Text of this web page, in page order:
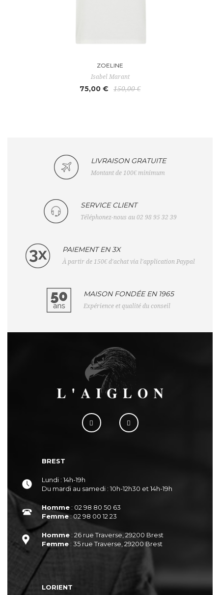
ZOELINE
Isabel Marant
75,00 € 150,00 €
LIVRAISON GRATUITE
Montant de 100€ minimum
SERVICE CLIENT
Téléphonez-nous au 02 98 95 32 39
PAIEMENT EN 3X
À partir de 150€ d'achat via l'application Paypal
MAISON FONDÉE EN 1965
Expérience et qualité du conseil
BREST
Lundi : 14h-19h
Du mardi au samedi : 10h-12h30 et 14h-19h
Homme : 02 98 80 50 63
Femme: 02 98 00 12 23
Homme : 26 rue Traverse, 29200 Brest
Femme : 35 rue Traverse, 29200 Brest
LORIENT